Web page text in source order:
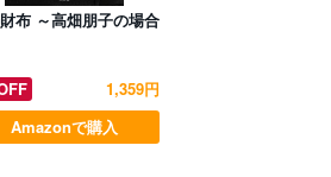
布 ～高畑朋子の場合
1,359円
Amazonで購入